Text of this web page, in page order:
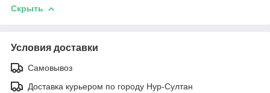
Скрыть
Условия доставки
Самовывоз
Доставка курьером по городу Нур-Султан